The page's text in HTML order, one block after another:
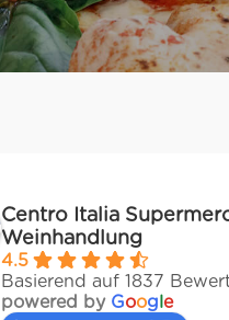
Centro Italia
Weinhandlung
4.5
Basierend auf 1837
powered by Google